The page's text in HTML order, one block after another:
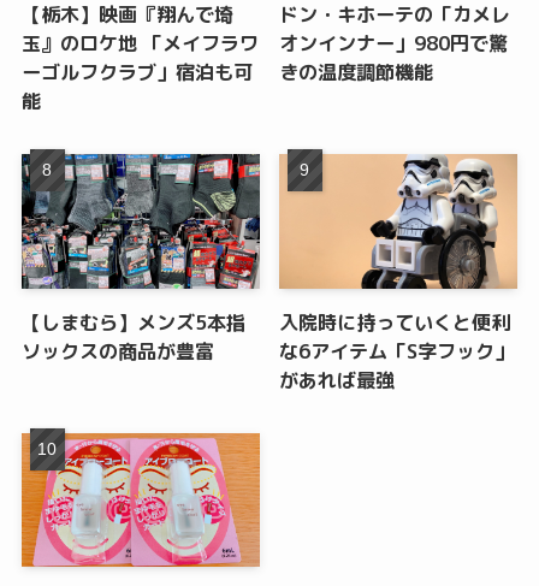
【栃木】映画『翔んで埼
玉』のロケ地 「メイフラワ
ーゴルフクラブ」宿泊も可
能
ドン・キホーテの「カメレ
オンインナー」980円で驚
きの温度調節機能
【しまむら】メンズ5本指
ソックスの商品が豊富
入院時に持っていくと便利
な6アイテム「S字フック」
があれば最強